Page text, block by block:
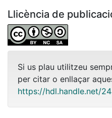
Llicència de
Si us plau utilitzeu
per citar o enllaçar
https://hdl.handle.net/